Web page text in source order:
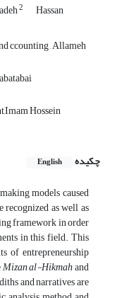
2 Hassan
ccounting , Allameh
Hossein
چکیده
English
models caused
recognized as well as
framework in order
in this field. This
of entrepreneurship
Mizan al-Hikmahand
and narratives are